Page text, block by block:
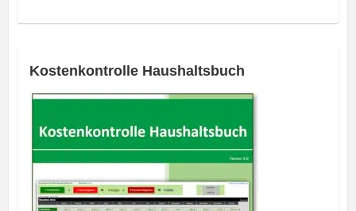
Kostenkontrolle Haushaltsbuch